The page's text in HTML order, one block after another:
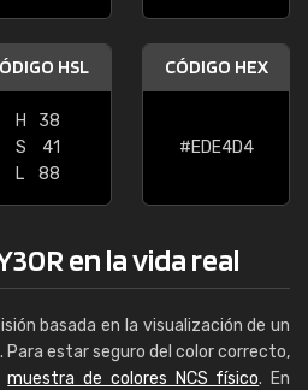
HSL
H
38
S
41
L
88
CÓDIGO HEX
#EDE4D4
en la vida real
basada en la visualización de un
Para estar seguro del color correcto,
muestra de colores NCS físico. En